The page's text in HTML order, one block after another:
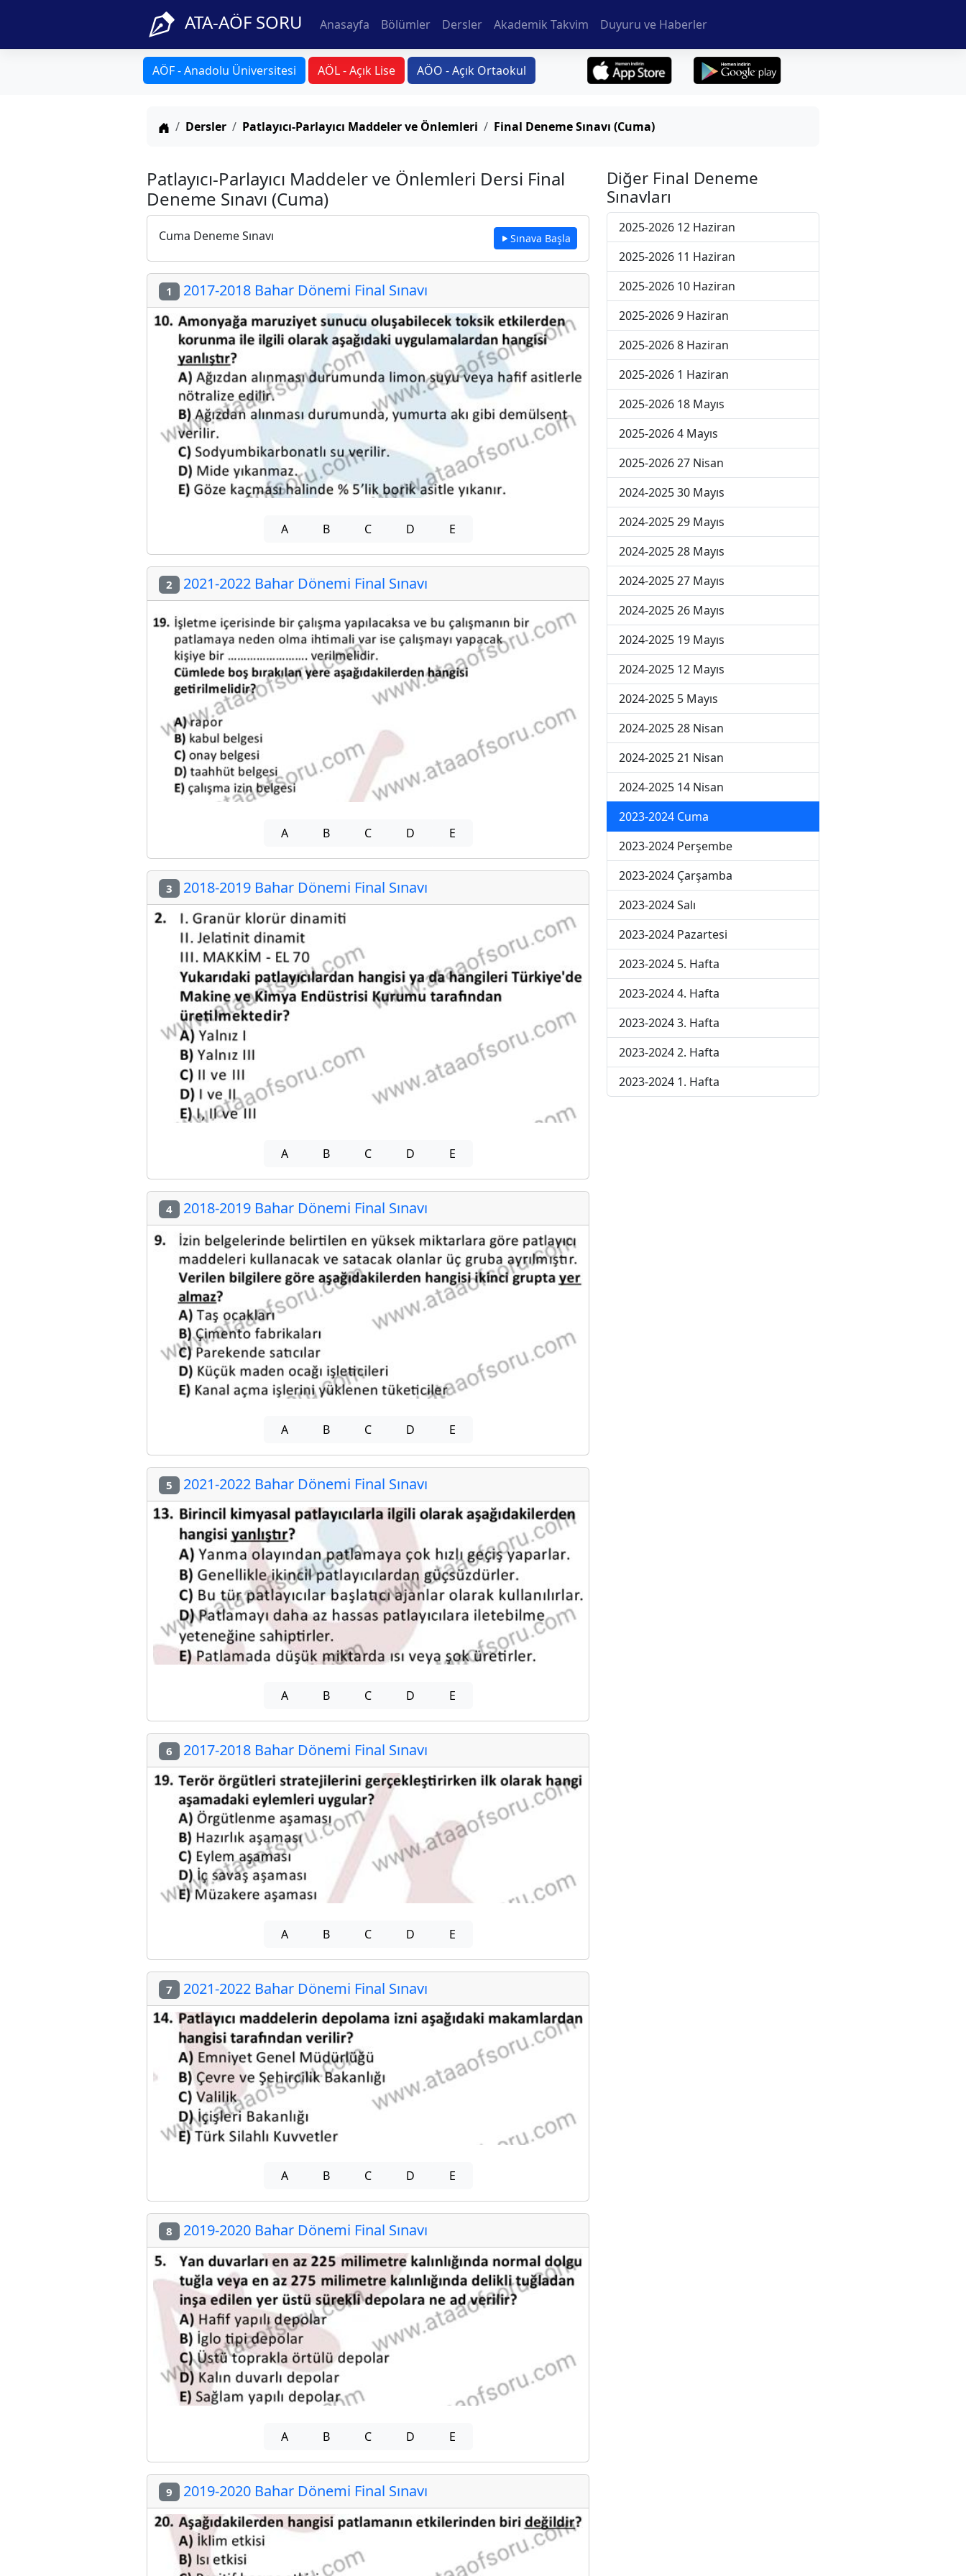
ATA-AÖF SORU Anasayfa Bölümler Dersler Akademik Takvim Duyuru ve Haberler
AÖF - Anadolu Üniversitesi AÖL - Açık Lise AÖO - Açık Ortaokul
Anasayfa
Dersler Patlayıcı-Parlayıcı Maddeler ve Önlemleri Final Deneme Sınavı (Cuma)
Patlayıcı-Parlayıcı Maddeler ve Önlemleri Dersi Final
Deneme Sınavı (Cuma)
Cuma Deneme Sınavı Sınava Başla
1 2017-2018 Bahar Dönemi Final Sınavı
A B C D E
2 2021-2022 Bahar Dönemi Final Sınavı
A B C D E
3 2018-2019 Bahar Dönemi Final Sınavı
A B C D E
4 2018-2019 Bahar Dönemi Final Sınavı
A B C D E
5 2021-2022 Bahar Dönemi Final Sınavı
A B C D E
6 2017-2018 Bahar Dönemi Final Sınavı
A B C D E
7 2021-2022 Bahar Dönemi Final Sınavı
A B C D E
8 2019-2020 Bahar Dönemi Final Sınavı
A B C D E
9 2019-2020 Bahar Dönemi Final Sınavı
Diğer Final Deneme
Sınavları
2025-2026 12 Haziran
2025-2026 11 Haziran
2025-2026 10 Haziran
2025-2026 9 Haziran
2025-2026 8 Haziran
2025-2026 1 Haziran
2025-2026 18 Mayıs
2025-2026 4 Mayıs
2025-2026 27 Nisan
2024-2025 30 Mayıs
2024-2025 29 Mayıs
2024-2025 28 Mayıs
2024-2025 27 Mayıs
2024-2025 26 Mayıs
2024-2025 19 Mayıs
2024-2025 12 Mayıs
2024-2025 5 Mayıs
2024-2025 28 Nisan
2024-2025 21 Nisan
2024-2025 14 Nisan
2023-2024 Cuma
2023-2024 Perşembe
2023-2024 Çarşamba
2023-2024 Salı
2023-2024 Pazartesi
2023-2024 5. Hafta
2023-2024 4. Hafta
2023-2024 3. Hafta
2023-2024 2. Hafta
2023-2024 1. Hafta